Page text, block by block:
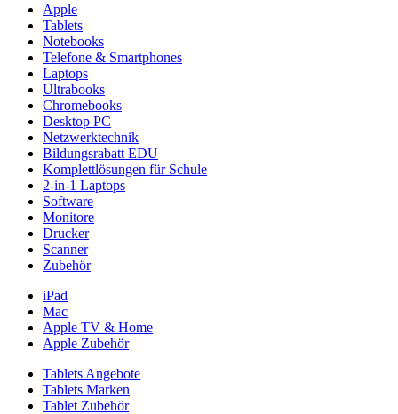
Apple
Tablets
Notebooks
Telefone & Smartphones
Laptops
Ultrabooks
Chromebooks
Desktop PC
Netzwerktechnik
Bildungsrabatt EDU
Komplettlösungen für Schule
2-in-1 Laptops
Software
Monitore
Drucker
Scanner
Zubehör
iPad
Mac
Apple TV & Home
Apple Zubehör
Tablets Angebote
Tablets Marken
Tablet Zubehör